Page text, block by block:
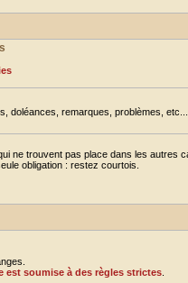
doléances, remarques, problèmes,
ne trouvent pas place dans les autres
obligation : restez courtois.
est soumise à des règles strictes